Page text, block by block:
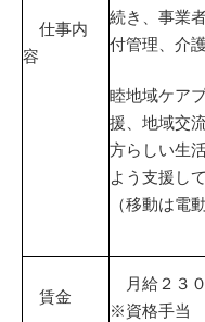
仕事内
容
続き、事業
付管理、介
睦地域ケア
援、地域交
方らしい生
よう支援し
（移動は電
賃金
月給２３
※資格手当